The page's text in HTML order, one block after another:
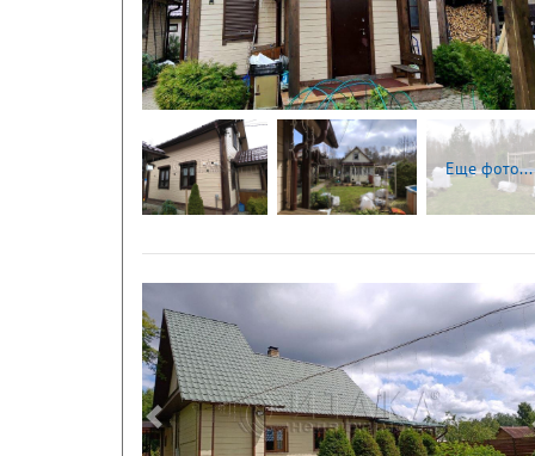
Еще фото...
Следующая